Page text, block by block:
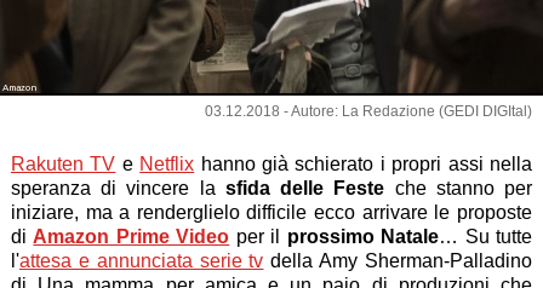
Amazon
03.12.2018 - Autore: La Redazione (GEDI DIGItal)
Rakuten TV e Netflix hanno già schierato i propri assi nella
speranza di vincere la sfida delle Feste che stanno per
iniziare, ma a renderglielo difficile ecco arrivare le proposte
di Amazon Prime Video per il prossimo Natale… Su tutte
l'attesa e annunciata serie tv della Amy Sherman-Palladino